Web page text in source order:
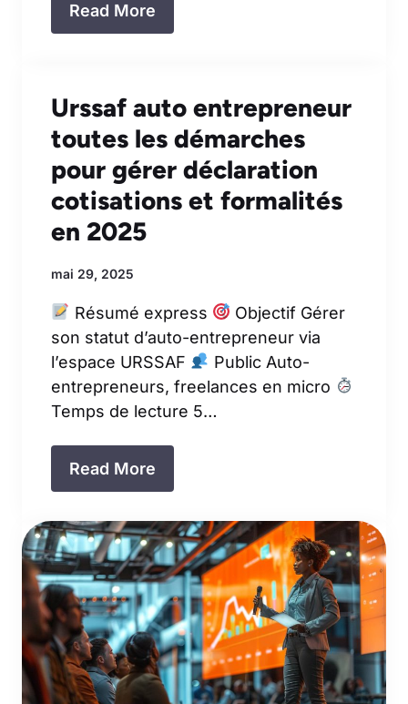
Read More
Urssaf auto entrepreneur
toutes les démarches
pour gérer déclaration
cotisations et formalités
en 2025
mai 29, 2025
Résumé express
Objectif Gérer
son statut d’auto-entrepreneur via
l’espace URSSAF
Public Auto-
entrepreneurs, freelances en micro
Temps de lecture 5…
Read More